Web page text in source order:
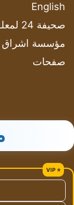
English
صحيفة 24 لمعلوماتك
مؤسسة اشراق
صفحات